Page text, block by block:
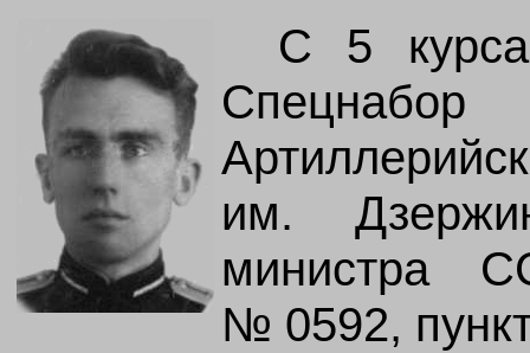
С 5
им.
министра
№ 0592,